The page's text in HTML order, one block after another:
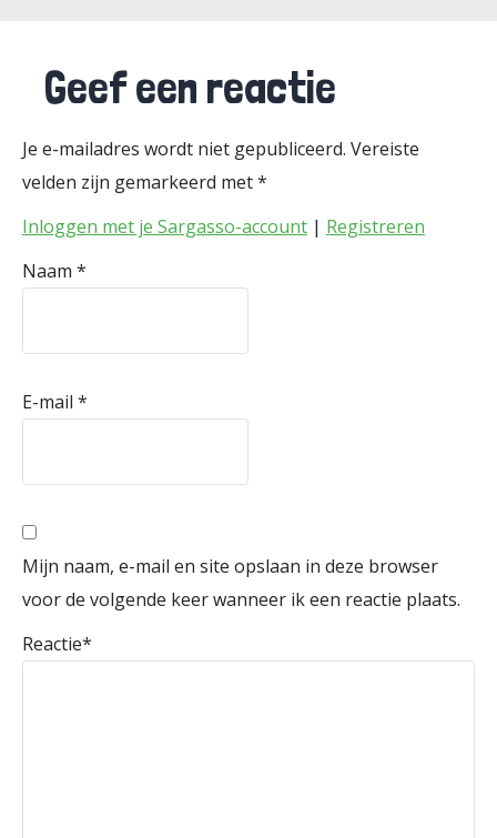
Geef een reactie
Je e-mailadres wordt niet gepubliceerd. Vereiste
velden zijn gemarkeerd met*
Inloggen met je Sargasso-account | Registreren
Naam *
E-mail *
Mijn naam, e-mail en site opslaan in deze browser
voor de volgende keer wanneer ik een reactie plaats.
Reactie*